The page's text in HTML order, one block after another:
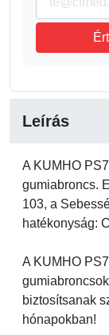
Leírás
A KUMHO
gumiabroncs.
103, a
hatékonyság:
A KUMHO
biztosítsanak
hónapokban!